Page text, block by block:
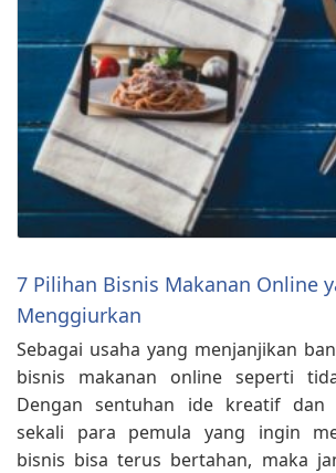
7 Pilihan Bisnis Makanan Online
Menggiurkan
Sebagai usaha yang menjanjikan
bisnis makanan online seperti
Dengan sentuhan ide kreatif dan
sekali para pemula yang ingin
bisnis bisa terus bertahan, maka